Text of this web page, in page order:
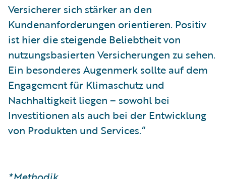
Versicherer sich stärker an den
Kundenanforderungen orientieren. Positiv
ist hier die steigende Beliebtheit von
nutzungsbasierten Versicherungen zu sehen.
Ein besonderes Augenmerk sollte auf dem
Engagement für Klimaschutz und
Nachhaltigkeit liegen – sowohl bei
Investitionen als auch bei der Entwicklung
von Produkten und Services.“